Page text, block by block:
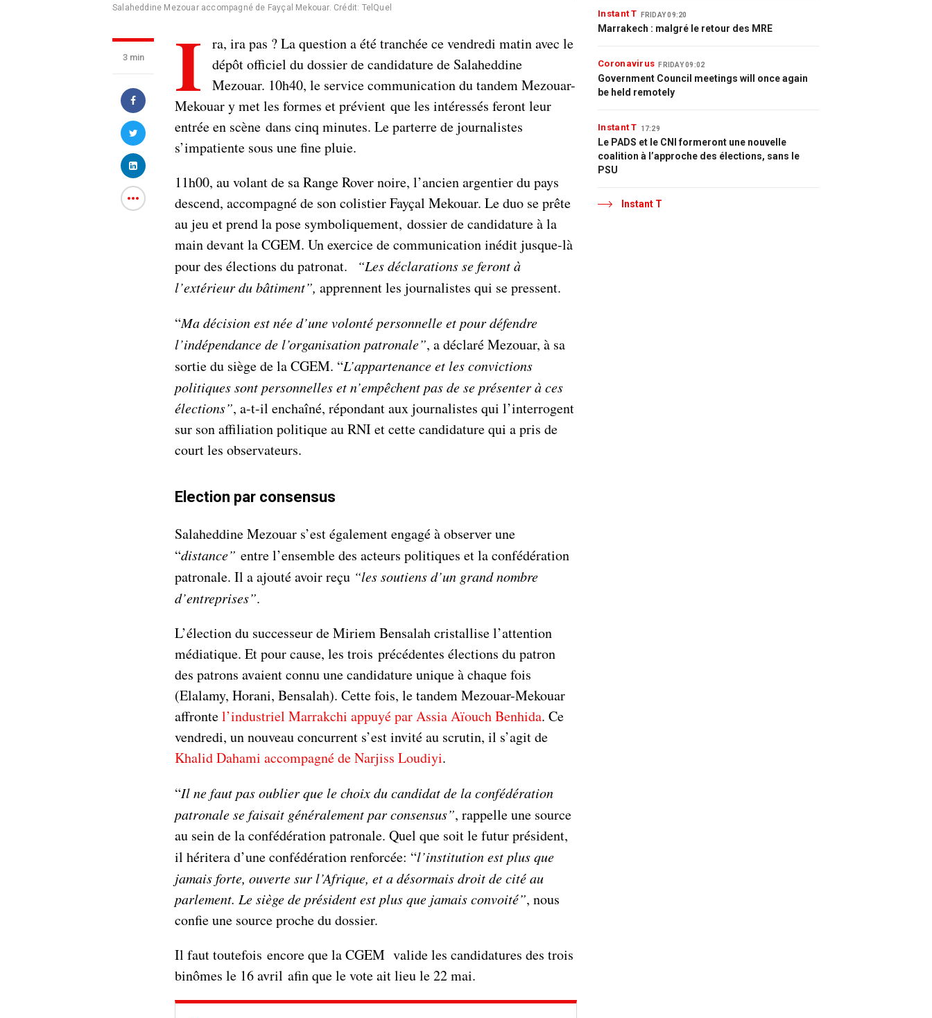
Salaheddine Mezouar accompagné de Fayçal Mekouar. Crédit: TelQuel
3 min I
ra, ira pas ? La question a été tranchée ce vendredi matin avec le
dépôt officiel du dossier de candidature de Salaheddine
Mezouar. 10h40, le service communication du tandem Mezouar-
Mekouar y met les formes et prévient que les intéressés feront leur
entrée en scène dans cinq minutes. Le parterre de journalistes
s’impatiente sous une fine pluie.
11h00, au volant de sa Range Rover noire, l’ancien argentier du pays
descend, accompagné de son colistier Fayçal Mekouar. Le duo se prête
au jeu et prend la pose symboliquement, dossier de candidature à la
main devant la CGEM. Un exercice de communication inédit jusque-là
pour des élections du patronat.
“Les déclarations se feront à
l’extérieur du bâtiment”, apprennent les journalistes qui se pressent.
“Ma décision est née d’une volonté personnelle et pour défendre
l’indépendance de l’organisation patronale”, a déclaré Mezouar, à sa
sortie du siège de la CGEM. “L’appartenance et les convictions
politiques sont personnelles et n’empêchent pas de se présenter à ces
élections”, a-t-il enchaîné, répondant aux journalistes qui l’interrogent
sur son affiliation politique au RNI et cette candidature qui a pris de
court les observateurs.
Election par consensus
Salaheddine Mezouar s’est également engagé à observer une
“distance” entre l’ensemble des acteurs politiques et la confédération
patronale. Il a ajouté avoir reçu “les soutiens d’un grand nombre
d’entreprises”.
L’élection du successeur de Miriem Bensalah cristallise l’attention
médiatique. Et pour cause, les trois précédentes élections du patron
des patrons avaient connu une candidature unique à chaque fois
(Elalamy, Horani, Bensalah). Cette fois, le tandem Mezouar-Mekouar
affrontel’industriel Marrakchi appuyé par Assia Aïouch Benhida. Ce
vendredi, un nouveau concurrent s’est invité au scrutin, il s’agit de
Khalid Dahami accompagné de Narjiss Loudiyi.
“Il ne faut pas oublier que le choix du candidat de la confédération
patronale se faisait généralement par consensus”, rappelle une source
au sein de la confédération patronale. Quel que soit le futur président,
il héritera d’une confédération renforcée: “l’institution est plus que
jamais forte, ouverte sur l’Afrique, et a désormais droit de cité au
parlement. Le siège de président est plus que jamais convoité”, nous
confie une source proche du dossier.
Il faut toutefois encore que la CGEM valide les candidatures des trois
binômes le 16 avril afin que le vote ait lieu le 22 mai.
Instant T FRIDAY 09:20
Marrakech : malgré le retour des MRE
Coronavirus FRIDAY 09:02
Government Council meetings will once again
be held remotely
Instant T 17:29
Le PADS et le CNI formeront une nouvelle
coalition à l’approche des élections, sans le
PSU
Instant T